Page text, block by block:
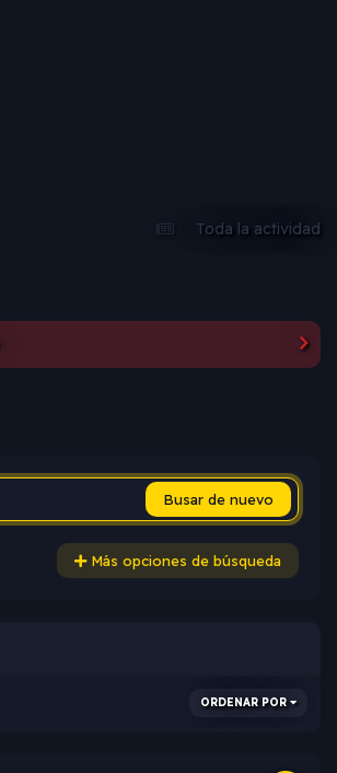
Toda la actividad
Busar de nuevo
Más opciones de búsqueda
ORDENAR POR